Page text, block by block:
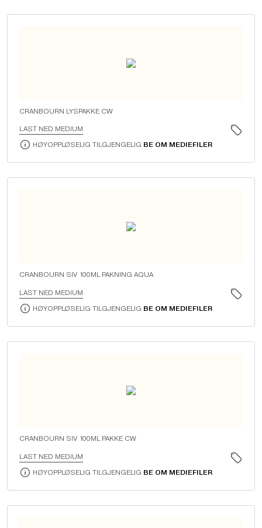
CRANBOURN LYSPAKKE CW
LAST NED MEDIUM
HØYOPPLØSELIG TILGJENGELIG BE OM MEDIEFILER
CRANBOURN SIV 100ML PAKNING AQUA
LAST NED MEDIUM
HØYOPPLØSELIG TILGJENGELIG BE OM MEDIEFILER
CRANBOURN SIV 100ML PAKKE CW
LAST NED MEDIUM
HØYOPPLØSELIG TILGJENGELIG BE OM MEDIEFILER